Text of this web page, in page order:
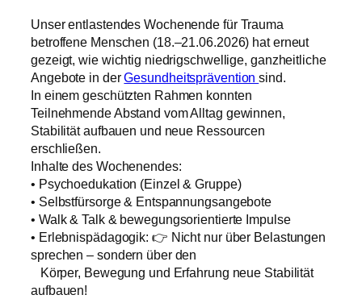
Unser entlastendes Wochenende für Trauma
betroffene Menschen (18.–21.06.2026) hat erneut
gezeigt, wie wichtig niedrigschwellige, ganzheitliche
Angebote in derGesundheitspräventionsind.
In einem geschützten Rahmen konnten
Teilnehmende Abstand vom Alltag gewinnen,
Stabilität aufbauen und neue Ressourcen
erschließen.
Inhalte des Wochenendes:
• Psychoedukation (Einzel & Gruppe)
• Selbstfürsorge & Entspannungsangebote
• Walk & Talk & bewegungsorientierte Impulse
• Erlebnispädagogik: 👉 Nicht nur über Belastungen
sprechen – sondern über den
Körper, Bewegung und Erfahrung neue Stabilität
aufbauen!